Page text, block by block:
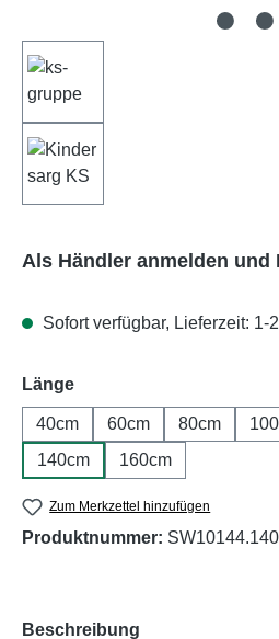
Als Händler anmelden und
Sofort verfügbar, Lieferzeit: 1-
Längeauswählen
40cm 60cm 80cm
140cm
160cm
Zum Merkzettel hinzufügen
Produktnummer: SW10144.140
Beschreibung